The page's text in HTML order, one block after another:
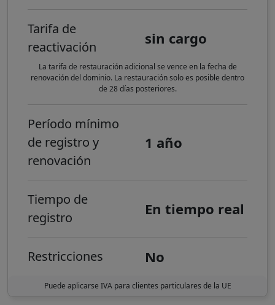
Tarifa de
reactivación
sin cargo
La tarifa de restauración adicional se vence en la fecha de
renovación del dominio. La restauración solo es posible dentro
de 28 días posteriores.
Período mínimo
de registro y
renovación
1 año
Tiempo de
registro
En tiempo real
Restricciones No
Puede aplicarse IVA para clientes particulares de la UE